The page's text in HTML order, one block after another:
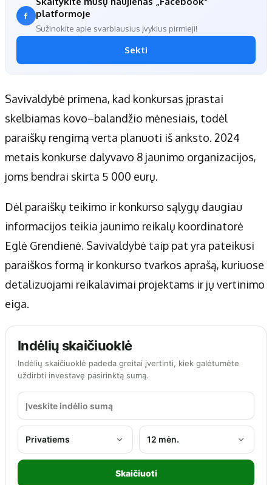
platformoje
Sužinokite apie svarbiausius įvykius pirmieji!
Sekti
Savivaldybė primena, kad konkursas įprastai
skelbiamas kovo–balandžio mėnesiais, todėl
paraiškų rengimą verta planuoti iš anksto. 2024
metais konkurse dalyvavo 8 jaunimo organizacijos,
joms bendrai skirta 5 000 eurų.
Dėl paraiškų teikimo ir konkurso sąlygų daugiau
informacijos teikia jaunimo reikalų koordinatorė
Eglė Grendienė. Savivaldybė taip pat yra pateikusi
paraiškos formą ir konkurso tvarkos aprašą, kuriuose
detalizuojami reikalavimai projektams ir jų vertinimo
eiga.